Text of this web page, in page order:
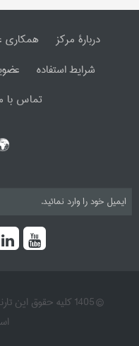
دربارۀ مرکز همکاری
شرایط استفاده
تماس با
© 1405 کلیه حقوق